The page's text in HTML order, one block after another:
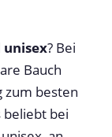
? Bei
Bauch
zum besten
beliebt bei